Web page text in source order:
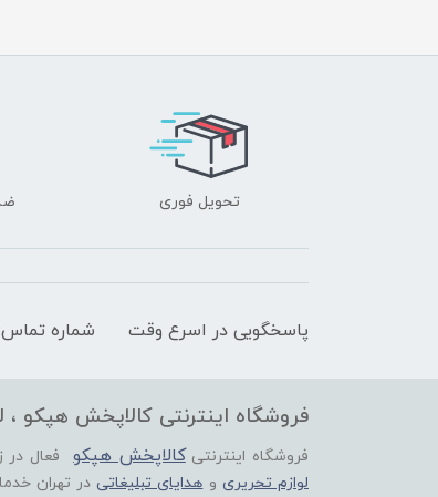
تحویل فوری
پاسخگویی در اسرع وقت شماره
فروشگاه اینترنتی کالاپخش هپکو
فروشگاه اینترنتی کالاپخش هپکو فعال
لوازم تحریری وهدایای تبلیغاتیدر تهران